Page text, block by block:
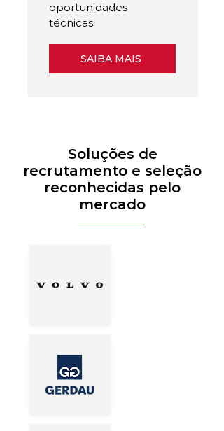
oportunidades
técnicas.
SAIBA MAIS
Soluções de
recrutamento e seleção
reconhecidas pelo
mercado